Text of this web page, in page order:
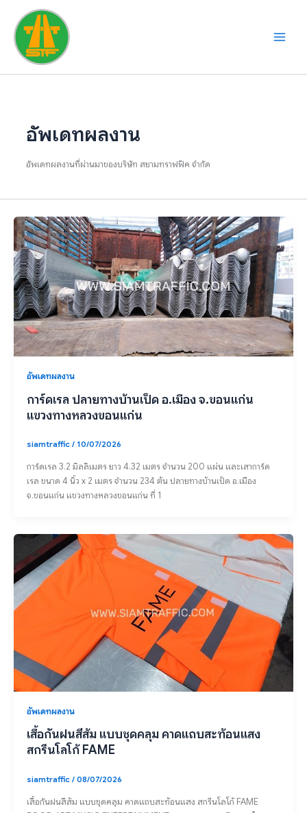
content
อัพเดทผลงาน
อัพเดทผลงานที่ผ่านมาของบริษัท สยามทราฟฟิค จำกัด
อัพเดทผลงาน
การ์ดเรล ปลายทางบ้านเป็ด อ.เมือง จ.ขอนแก่น
แขวงทางหลวงขอนแก่น
siamtraffic/ 10/07/2026
การ์ดเรล 3.2 มิลลิเมตร ยาว 4.32 เมตร จำนวน 200 แผ่น และเสาการ์ด
เรล ขนาด 4 นิ้ว x 2 เมตร จำนวน 234 ต้น ปลายทางบ้านเป็ด อ.เมือง
จ.ขอนแก่น แขวงทางหลวงขอนแก่น ที่ 1
อัพเดทผลงาน
เสื้อกันฝนสีส้ม แบบชุดคลุม คาดแถบสะท้อนแสง
สกรีนโลโก้ FAME
siamtraffic/08/07/2026
เสื้อกันฝนสีส้ม แบบชุดคลุม คาดแถบสะท้อนแสง สกรีนโลโก้ FAME